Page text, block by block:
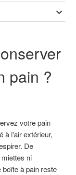
pain ?
votre pain
à l'air extérieur,
De
ni
boîte à pain reste